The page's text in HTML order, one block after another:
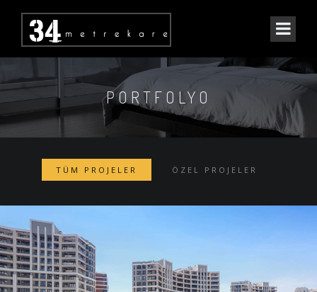
PORTFOLYO
TÜM PROJELER ÖZEL PROJELER